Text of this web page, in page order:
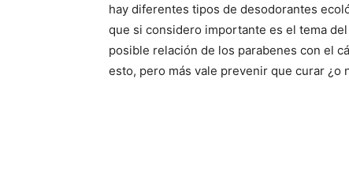
deja la piel increíblemente hidrata y suave.